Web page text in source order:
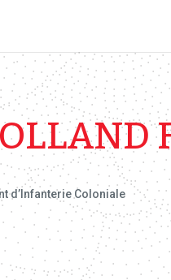
d’Infanterie Coloniale